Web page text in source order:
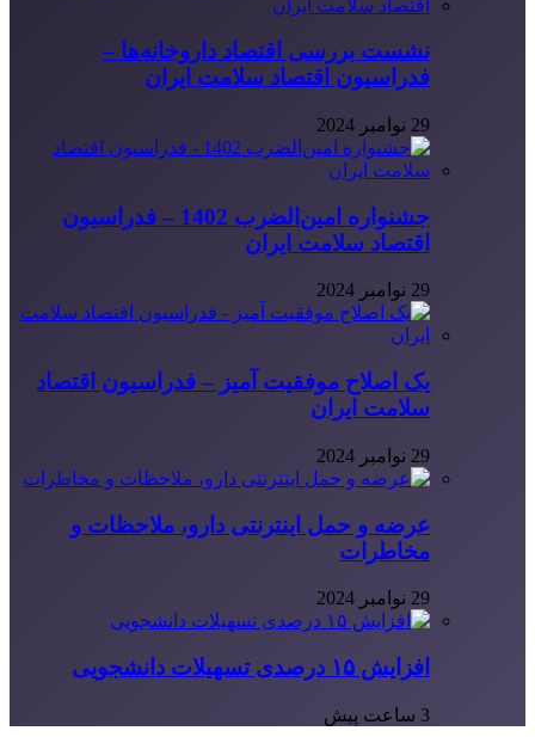
نشست بررسی اقتصاد داروخانه‌ها –
فدراسیون اقتصاد سلامت ایران
29 نوامبر 2024
جشنواره امین‌الضرب 1402 – فدراسیون
اقتصاد سلامت ایران
29 نوامبر 2024
یک اصلاح موفقیت آمیز – فدراسیون اقتصاد
سلامت ایران
29 نوامبر 2024
عرضه و حمل اینترنتی دارو، ملاحظات و
مخاطرات
29 نوامبر 2024
افزایش ۱۵ درصدی تسهیلات دانشجویی
3 ساعت پیش